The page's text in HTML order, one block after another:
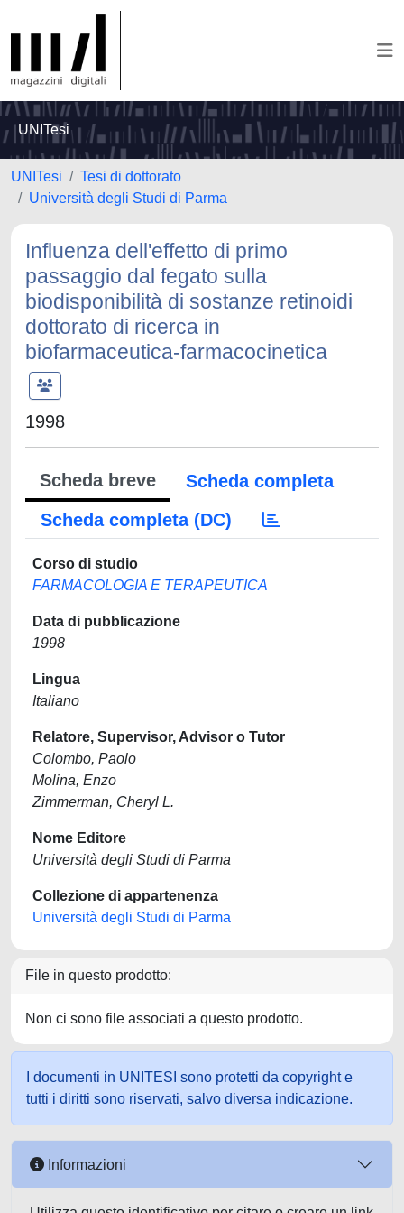
UNITesi
UNITesi
Tesi di dottorato
Università degli Studi di Parma
Influenza dell'effetto di primo
passaggio dal fegato sulla
biodisponibilità di sostanze retinoidi
dottorato di ricerca in
biofarmaceutica-farmacocinetica
1998
Scheda breve
Scheda completa
Scheda completa (DC)
Corso di studio
FARMACOLOGIA E TERAPEUTICA
Data di pubblicazione
1998
Lingua
Italiano
Relatore, Supervisor, Advisor o Tutor
Colombo, Paolo
Molina, Enzo
Zimmerman, Cheryl L.
Nome Editore
Università degli Studi di Parma
Collezione di appartenenza
Università degli Studi di Parma
File in questo prodotto:
Non ci sono file associati a questo prodotto.
I documenti in UNITESI sono protetti da copyright e
tutti i diritti sono riservati, salvo diversa indicazione.
Informazioni